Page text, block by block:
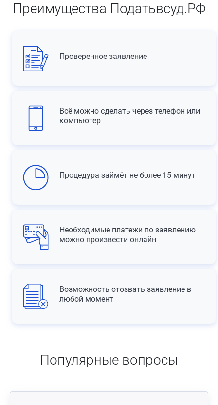
Преимущества Податьвсуд.РФ
Проверенное заявление
Всё можно сделать через телефон или
компьютер
Процедура займёт не более 15 минут
Необходимые платежи по заявлению
можно произвести онлайн
Возможность отозвать заявление в
любой момент
Популярные вопросы